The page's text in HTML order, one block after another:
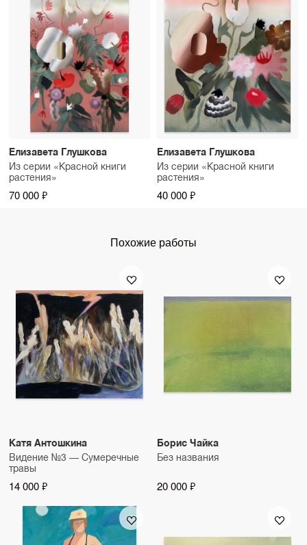
Елизавета Глушкова
Из серии «Красной книги
растения»
70 000 ₽
Елизавета Глушкова
Из серии «Красной книги
растения»
40 000 ₽
Похожие работы
Катя Антошкина
Видение №3 — Сумеречные
травы
14 000 ₽
Борис Чайка
Без названия
20 000 ₽